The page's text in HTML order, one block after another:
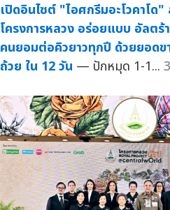
เปิดอินไซต์ "ไอศกรีมอะโวคาโด
โครงการหลวง อร่อยแบบ อัลตร้
คนยอมต่อคิวยาวทุกปี ด้วยยอดข
ถ้วย ใน 12 วัน — ปักหมุด 1-1...